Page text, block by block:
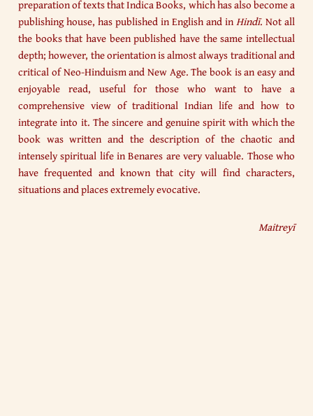
preparation of texts that Indica Books, which has also become a
publishing house, has published in English and inHindī. Not all
the books that have been published have the same intellectual
depth; however, the orientation is almost always traditional and
critical of Neo-Hinduism and New Age. The book is an easy and
enjoyable read, useful for those who want to have a
comprehensive view of traditional Indian life and how to
integrate into it. The sincere and genuine spirit with which the
book was written and the description of the chaotic and
intensely spiritual life in Benares are very valuable. Those who
have frequented and known that city will find characters,
situations and places extremely evocative.
Maitreyī